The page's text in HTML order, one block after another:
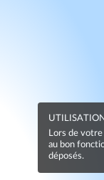
Lors de
au bon
déposés.